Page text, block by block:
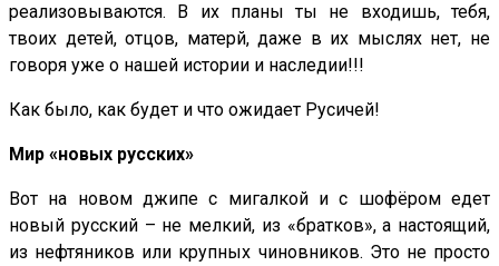
реализовываются. В их планы ты не входишь, тебя,
твоих детей, отцов, матерй, даже в их мыслях нет, не
говоря уже о нашей истории и наследии!!!
Как было, как будет и что ожидает Русичей!
Мир «новых русских»
Вот на новом джипе с мигалкой и с шофёром едет
новый русский – не мелкий, из «братков», а настоящий,
из нефтяников или крупных чиновников. Это не просто